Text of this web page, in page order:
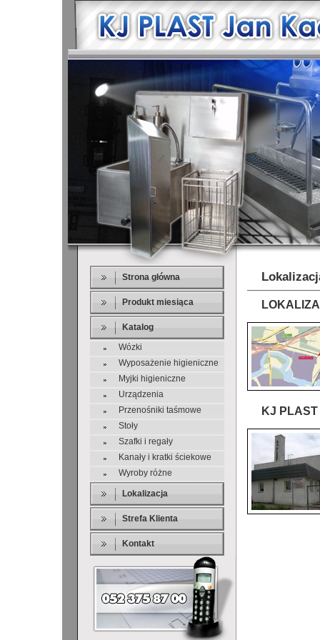
Strona główna
Produkt miesiąca
Katalog
Wózki
Wyposażenie higieniczne
Myjki higieniczne
Urządzenia
Przenośniki taśmowe
Stoły
Szafki i regały
Kanały i kratki ściekowe
Wyroby różne
Lokalizacja
Strefa Klienta
Kontakt
KJ